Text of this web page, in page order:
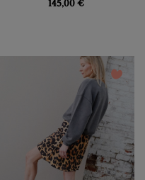
145,00 €
favorite_border